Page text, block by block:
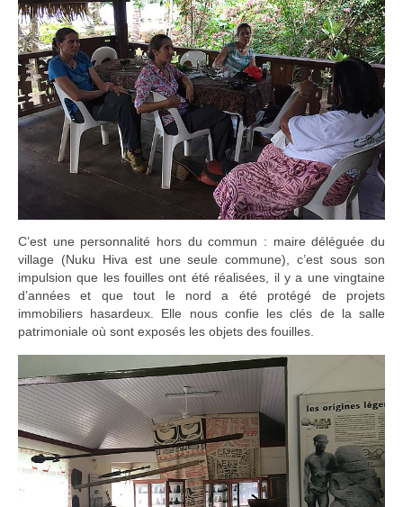
C’est une personnalité hors du commun : maire déléguée du
village (Nuku Hiva est une seule commune), c’est sous son
impulsion que les fouilles ont été réalisées, il y a une vingtaine
d’années et que tout le nord a été protégé de projets
immobiliers hasardeux. Elle nous confie les clés de la salle
patrimoniale où sont exposés les objets des fouilles.